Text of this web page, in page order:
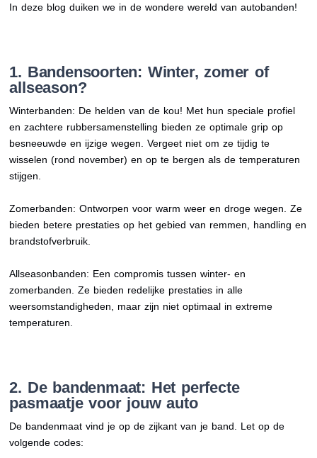
In deze blog duiken we in de wondere wereld van autobanden!
1. Bandensoorten: Winter, zomer of
allseason?
Winterbanden: De helden van de kou! Met hun speciale profiel
en zachtere rubbersamenstelling bieden ze optimale grip op
besneeuwde en ijzige wegen. Vergeet niet om ze tijdig te
wisselen (rond november) en op te bergen als de temperaturen
stijgen.
Zomerbanden: Ontworpen voor warm weer en droge wegen. Ze
bieden betere prestaties op het gebied van remmen, handling en
brandstofverbruik.
Allseasonbanden: Een compromis tussen winter- en
zomerbanden. Ze bieden redelijke prestaties in alle
weersomstandigheden, maar zijn niet optimaal in extreme
temperaturen.
2. De bandenmaat: Het perfecte
pasmaatje voor jouw auto
De bandenmaat vind je op de zijkant van je band. Let op de
volgende codes: